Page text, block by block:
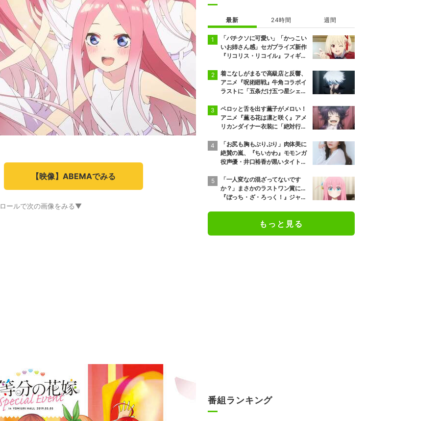
【映像】ABEMAでみる
ールで次の画像をみる▼
最新 24時間 週間
「バチクソに可愛い」「かっこい
いお姉さん感」セガプライズ新作
『リコリス・リコイル』フィギュ
着こなしがまるで高級店と反響、
アニメ『呪術廻戦』牛角コラボイ
ラストに「五条だけ五つ星シェ
ペロッと舌を出す薫子がメロい！
アニメ『薫る花は凛と咲く』アメ
リカンダイナー衣装に「絶対行き
「お尻も胸もぷりぷり」肉体美に
絶賛の嵐、『ちいかわ』モモンガ
役声優・井口裕香が黒いタイトウ
「一人変なの混ざってないです
か？」まさかのラストワン賞に…
『ぼっち・ざ・ろっく！』ジャー
もっと見る
番組ランキング